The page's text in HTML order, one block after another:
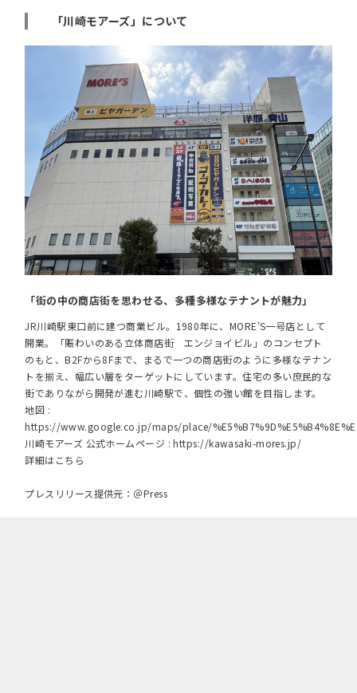
「川崎モアーズ」について
「街の中の商店街を思わせる、多種多様なテナントが魅力」
JR川崎駅東口前に建つ商業ビル。1980年に、MORE'S一号店として
開業。「賑わいのある立体商店街 エンジョイビル」のコンセプト
のもと、B2Fから8Fまで、まるで一つの商店街のように多様なテナン
トを揃え、幅広い層をターゲットにしています。住宅の多い庶民的な
街でありながら開発が進む川崎駅で、個性の強い館を目指します。
地図 :
https://www.google.co.jp/maps/place/
川崎モアーズ 公式ホームページ :https://kawasaki-mores.jp/
詳細はこちら
プレスリリース提供元：＠Press